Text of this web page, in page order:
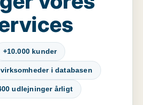
+10.000 kunder
virksomheder i databasen
udlejninger årligt